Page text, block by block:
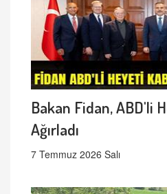
Bakan Fidan, ABD'li
Ağırladı
7 Temmuz 2026 Salı